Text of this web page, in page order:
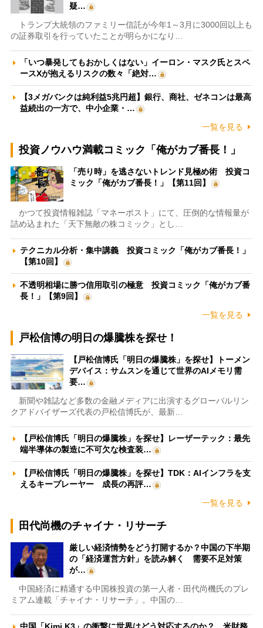
疑…
トランプ大統領のファミリー信託が今年1～3月に3000回以上も
の証券取引を行っていたことが明らかになり…
「いつ暴発してもおかしくはない」イーロン・マスク氏とスペ
ースXが抱えるリスクの数々「絶対…
【3メガバンクは純利益5兆円超】銀行、商社、ゼネコンは最高
益続出の一方で、中小企業・…
一覧を見る
投資ノウハウ満載コミック「俺がカブ番長！」
「売り時」を逃さないトレンド見極め術 投資コ
ミック「俺がカブ番長！」【第11回】
かつて投資情報雑誌「マネーポスト」にて、圧倒的な情報量が
詰め込まれた「天下無敵の株コミック」とし…
テクニカル分析・集中講義 投資コミック「俺がカブ番長！」
【第10回】
不透明相場に勝つ信用取引の極意 投資コミック「俺がカブ番
長！」【第9回】
一覧を見る
戸松信博の明日の爆騰株を探せ！
【戸松信博氏「明日の爆騰株」を探せ】トーメン
デバイス：サムスンを通じて世界のAIメモリ需
要…
新聞や雑誌など多数の金融メディアに出演するグローバルリン
クアドバイザーズ代表の戸松信博氏が、最新…
【戸松信博氏「明日の爆騰株」を探せ】レーザーテック：最先
端半導体の製造に不可欠な検査装…
【戸松信博氏「明日の爆騰株」を探せ】TDK：AIインフラを支
えるキープレーヤー 成長の再評…
一覧を見る
田代尚機のチャイナ・リサーチ
厳しい経済情勢をどう打開するか？中国の下半期
の「経済運営方針」を読み解く 需要不足対策
が…
中国経済に精通する中国株投資の第一人者・田代尚機氏のプレ
ミアム連載「チャイナ・リサーチ」。中国の…